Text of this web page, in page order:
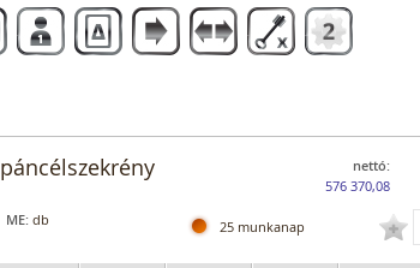
nettó:
576 370,08
ME: db 25 munkanap